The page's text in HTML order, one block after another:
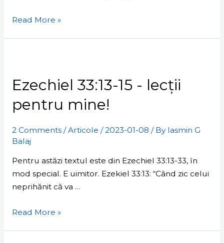
Read More »
Ezechiel 33:13-15 - lecții
pentru mine!
2 Comments /Articole /2023-01-08 / By Iasmin G
Balaj
Pentru astăzi textul este din Ezechiel 33:13-33, în
mod special. E uimitor. Ezekiel 33:13: “Când zic celui
neprihănit că va …
15
lecții
mine!
Read More »